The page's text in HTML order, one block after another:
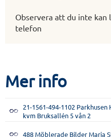
Observera att du inte kan
telefon
Mer info
21-1561-494-1102
kvm Bruksallén 5 vån 2
488 Möblerade Bilder Maria